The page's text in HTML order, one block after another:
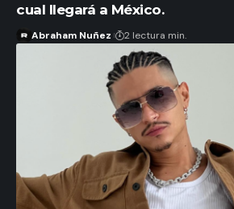
cual llegará a México.
Abraham Nuñez 2 lectura min.